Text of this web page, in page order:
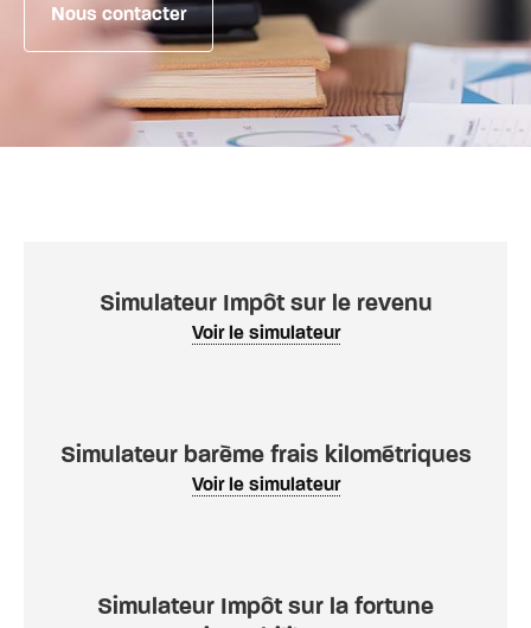
Nous contacter
Simulateur Impôt sur le revenu
Voir le simulateur
Simulateur barème frais kilométriques
Voir le simulateur
Simulateur Impôt sur la fortune